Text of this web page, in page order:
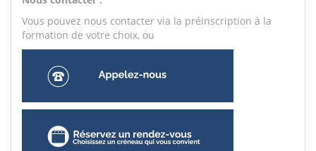
Vous pouvez nous contacter via la préinscription à la
formation de votre choix, ou